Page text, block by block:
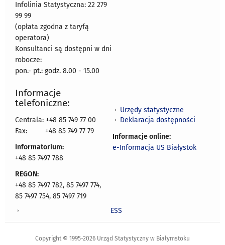
Infolinia Statystyczna: 22 279
99 99
(opłata zgodna z taryfą
operatora)
Konsultanci są dostępni w dni
robocze:
pon.- pt.: godz. 8.00 - 15.00
Informacje
telefoniczne:
Centrala: +48 85 749 77 00
Fax:
+48 85 749 77 79
Informatorium:
+48 85 7497 788
REGON:
+48 85 7497 782, 85 7497 774,
85 7497 754, 85 7497 719
Urzędy statystyczne
Deklaracja dostępności
Informacje online:
e-Informacja US Białystok
ESS
Copyright © 1995-2026 Urząd Statystyczny w Białymstoku